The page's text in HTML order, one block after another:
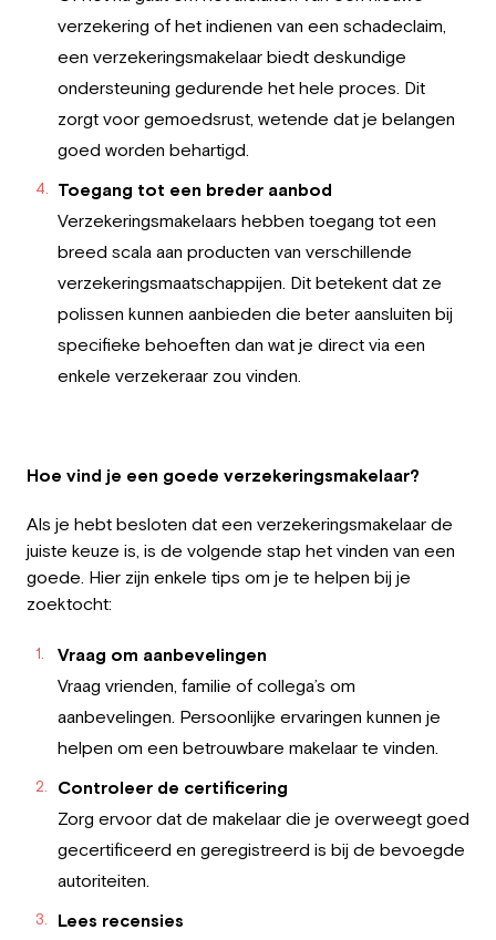
verzekering of het indienen van een schadeclaim,
een verzekeringsmakelaar biedt deskundige
ondersteuning gedurende het hele proces. Dit
zorgt voor gemoedsrust, wetende dat je belangen
goed worden behartigd.
Toegang tot een breder aanbod
Verzekeringsmakelaars hebben toegang tot een
breed scala aan producten van verschillende
verzekeringsmaatschappijen. Dit betekent dat ze
polissen kunnen aanbieden die beter aansluiten bij
specifieke behoeften dan wat je direct via een
enkele verzekeraar zou vinden.
Hoe vind je een goede verzekeringsmakelaar?
Als je hebt besloten dat een verzekeringsmakelaar de
juiste keuze is, is de volgende stap het vinden van een
goede. Hier zijn enkele tips om je te helpen bij je
zoektocht:
Vraag om aanbevelingen
Vraag vrienden, familie of collega’s om
aanbevelingen. Persoonlijke ervaringen kunnen je
helpen om een betrouwbare makelaar te vinden.
Controleer de certificering
Zorg ervoor dat de makelaar die je overweegt goed
gecertificeerd en geregistreerd is bij de bevoegde
autoriteiten.
Lees recensies